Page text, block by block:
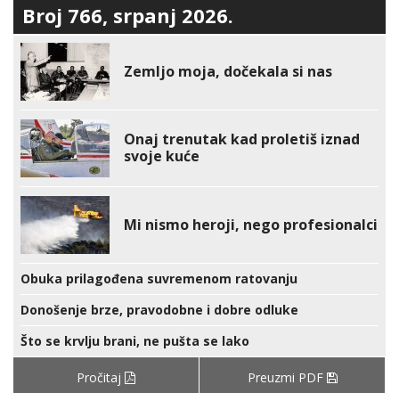
Broj 766, srpanj 2026.
Zemljo moja, dočekala si nas
Onaj trenutak kad proletiš iznad
svoje kuće
Mi nismo heroji, nego profesionalci
Obuka prilagođena suvremenom ratovanju
Donošenje brze, pravodobne i dobre odluke
Što se krvlju brani, ne pušta se lako
Pročitaj Preuzmi PDF